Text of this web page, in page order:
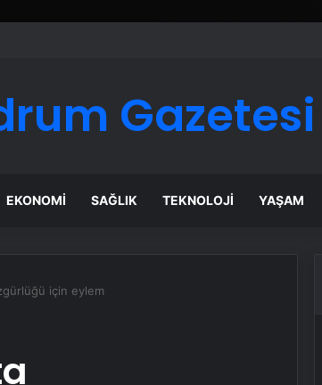
Yazılımı
Gazetesi
EKONOMI SAĞLIK TEKNOLOJI YAŞAM
için eylem